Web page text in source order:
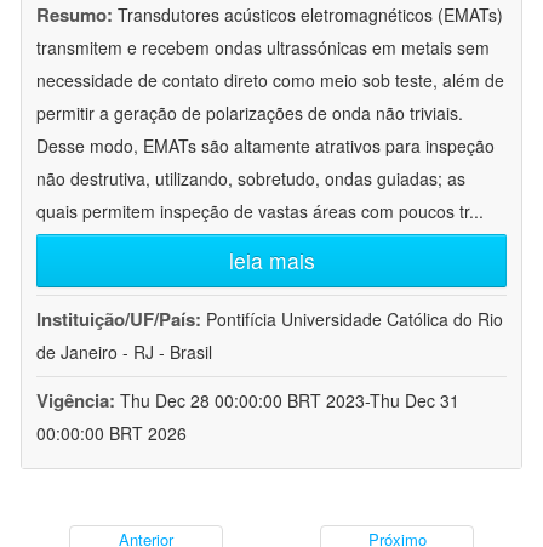
Resumo: Transdutores acústicos eletromagnéticos (EMATs)
transmitem e recebem ondas ultrassónicas em metais sem
necessidade de contato direto como meio sob teste, além de
permitir a geração de polarizações de onda não triviais.
Desse modo, EMATs são altamente atrativos para inspeção
não destrutiva, utilizando, sobretudo, ondas guiadas; as
quais permitem inspeção de vastas áreas com poucos tr...
leia mais
Instituição/UF/País: Pontifícia Universidade Católica do Rio
de Janeiro - RJ - Brasil
Vigência: Thu Dec 28 00:00:00 BRT 2023-Thu Dec 31
00:00:00 BRT 2026
Anterior Próximo